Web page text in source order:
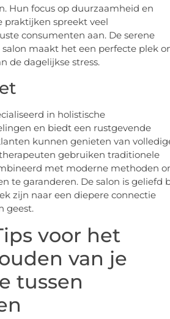
Hun focus op duurzaamheid en
praktijken spreekt veel
consumenten aan. De serene
maakt het een perfecte plek
de dagelijkse stress.
in holistische
en biedt een rustgevende
kunnen genieten van
gebruiken traditionele
met moderne methoden
te garanderen. De salon is geliefd
zijn naar een diepere connectie
geest.
voor het
van je
tussen